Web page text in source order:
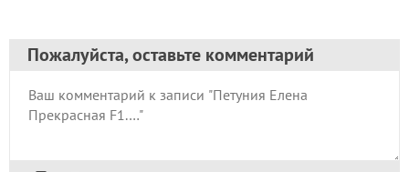
Пожалуйста, оставьте комментарий